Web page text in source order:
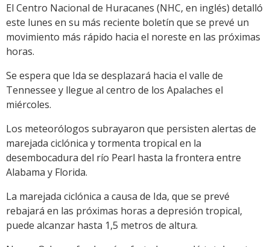
El Centro Nacional de Huracanes (NHC, en inglés) detalló
este lunes en su más reciente boletín que se prevé un
movimiento más rápido hacia el noreste en las próximas
horas.
Se espera que Ida se desplazará hacia el valle de
Tennessee y llegue al centro de los Apalaches el
miércoles.
Los meteorólogos subrayaron que persisten alertas de
marejada ciclónica y tormenta tropical en la
desembocadura del río Pearl hasta la frontera entre
Alabama y Florida.
La marejada ciclónica a causa de Ida, que se prevé
rebajará en las próximas horas a depresión tropical,
puede alcanzar hasta 1,5 metros de altura.